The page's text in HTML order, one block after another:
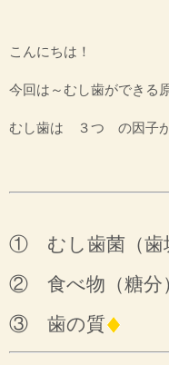
こんにちは！
今回は～むし歯ができる
むし歯は ３つ の因子が
① むし歯菌（歯
② 食べ物（糖分
③ 歯の質